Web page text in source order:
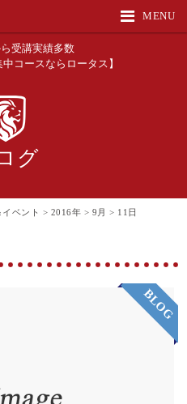
MENU
受講実績多数
コースならロータス】
グ
ベント > 2016年 > 9月 > 11日
BLOG